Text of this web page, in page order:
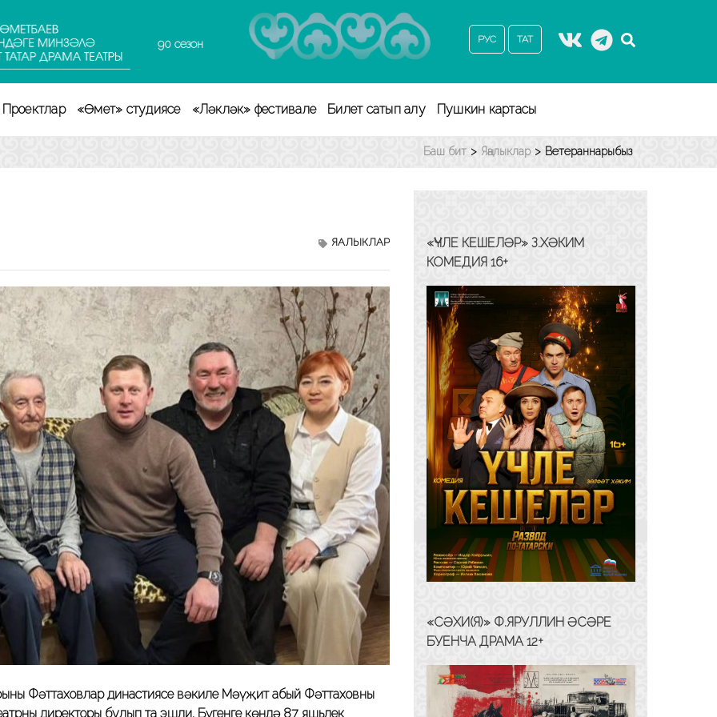
90 сезон РУС ТАТ
Проектлар «Өмет» студиясе «Ләкләк» фестивале Билет сатып алу Пушкин картасы
Баш бит > Яңалыклар > Ветераннарыбыз
ЯҢАЛЫКЛАР
Фәттаховлар династиясе вәкиле Мәүҗит абый Фәттаховның
директоры булып та эшли. Бүгенге көндә 87 яшьлек
«ҮЧЛЕ КЕШЕЛӘР» З.ХӘКИМ
КОМЕДИЯ 16+
«СӘХИ(Я)» Ф.ЯРУЛЛИН ӘСӘРЕ
БУЕНЧА ДРАМА 12+